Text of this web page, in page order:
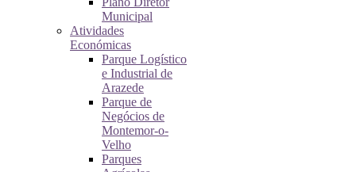
Municipal
Atividades
Económicas
Parque Logístico
e Industrial de
Arazede
Parque de
Negócios de
Montemor-o-
Velho
Parques